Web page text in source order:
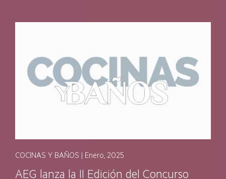
COCINAS Y BAÑOS | Enero, 2025